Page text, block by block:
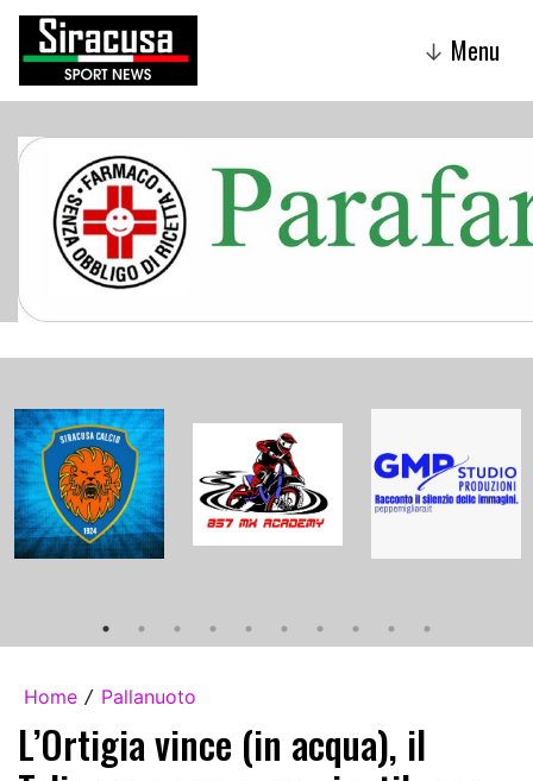
↓ Menu
Home / Pallanuoto
L’Ortigia vince (in acqua), il